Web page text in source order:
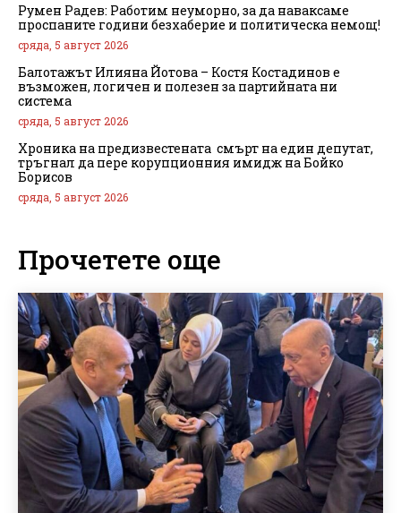
Румен Радев: Работим неуморно, за да наваксаме
проспаните години безхаберие и политическа немощ!
сряда, 5 август 2026
Балотажът Илияна Йотова – Костя Костадинов е
възможен, логичен и полезен за партийната ни
система
сряда, 5 август 2026
Хроника на предизвестената смърт на един депутат,
тръгнал да пере корупционния имидж на Бойко
Борисов
сряда, 5 август 2026
Прочетете още